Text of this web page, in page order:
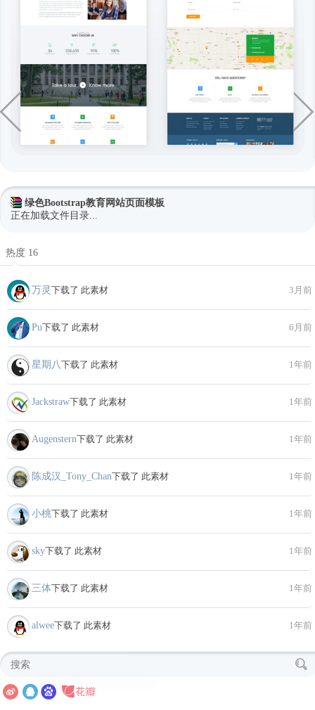
绿色Bootstrap教育网站页面模板
正在加载文件目录...
热度 16
万灵 下载了 此素材 3月前
Pu下载了 此素材 6月前
星期八下载了 此素材 1年前
Jackstraw下载了 此素材 1年前
Augenstern下载了 此素材 1年前
陈成汉_Tony_Chan下载了 此素材 1年前
小桃下载了 此素材 1年前
sky下载了 此素材 1年前
三体下载了 此素材 1年前
alwee下载了 此素材 1年前